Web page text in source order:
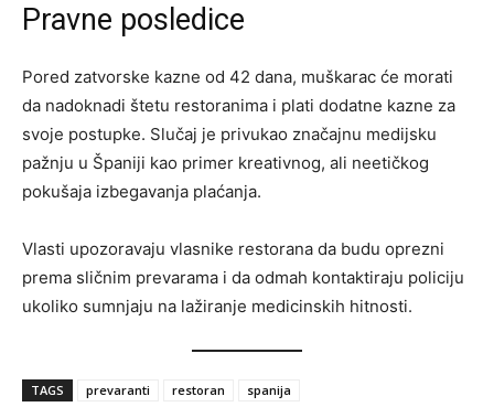
Pravne posledice
Pored zatvorske kazne od 42 dana, muškarac će morati
da nadoknadi štetu restoranima i plati dodatne kazne za
svoje postupke. Slučaj je privukao značajnu medijsku
pažnju u Španiji kao primer kreativnog, ali neetičkog
pokušaja izbegavanja plaćanja.
Vlasti upozoravaju vlasnike restorana da budu oprezni
prema sličnim prevarama i da odmah kontaktiraju policiju
ukoliko sumnjaju na lažiranje medicinskih hitnosti.
TAGS prevaranti restoran spanija